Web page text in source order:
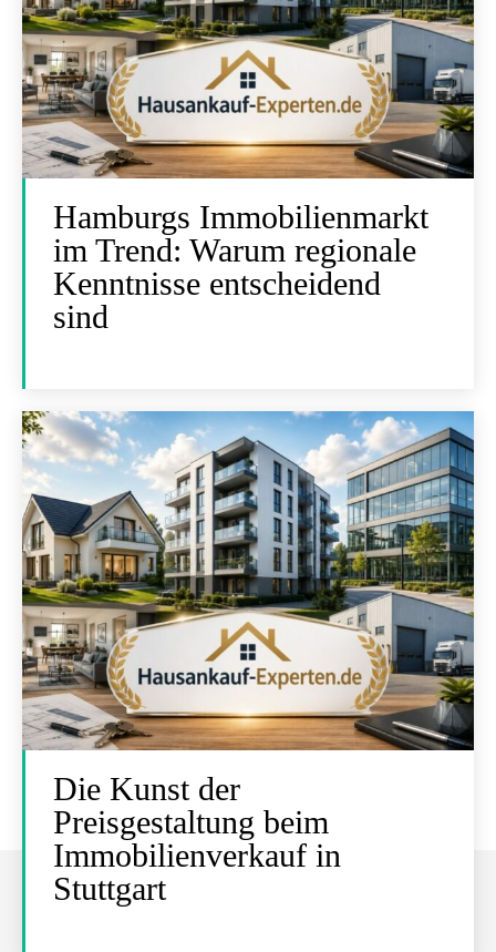
Hamburgs Immobilienmarkt
im Trend: Warum regionale
Kenntnisse entscheidend
sind
Die Kunst der
Preisgestaltung beim
Immobilienverkauf in
Stuttgart